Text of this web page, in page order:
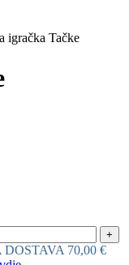
igračka Tačke
DOSTAVA 70,00 €